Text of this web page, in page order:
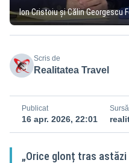
Ion Cristoiu și Călin Georgescu
Scris de
Realitatea Travel
Publicat
16 apr. 2026, 22:01
Sursă
„Orice glonț tras